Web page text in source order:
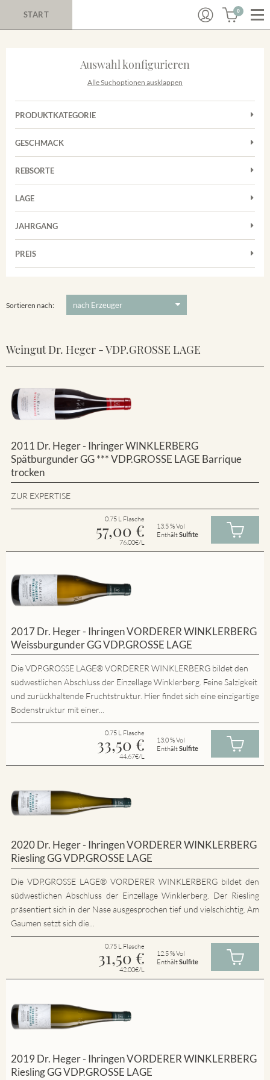
START 0
Auswahl konfigurieren
Alle Suchoptionen ausklappen
PRODUKTKATEGORIE
Cuvées
Rosé
Weißwein
GESCHMACK
Trocken
REBSORTE
Chardonnay
Grauburgunder
Riesling
LAGE
Achkarrer Schlossberg
Vorderer Winklerberg
Winklerberg Hinter Winklen
JAHRGANG
PREIS
Sortieren nach:
Weingut Dr. Heger - VDP.GROSSE LAGE
2011 Dr. Heger - Ihringer WINKLERBERG
Spätburgunder GG *** VDP.GROSSE LAGE Barrique
trocken
ZUR EXPERTISE
0.75 L Flasche
57,00 €
76.00€/L
13.5 % Vol
EnthältSulfite
2017 Dr. Heger - Ihringen VORDERER WINKLERBERG
Weissburgunder GG VDP.GROSSE LAGE
Die VDP.GROSSE LAGE® VORDERER WINKLERBERG bildet den
südwestlichen Abschluss der Einzellage Winklerberg. Feine Salzigkeit
und zurückhaltende Fruchtstruktur. Hier findet sich eine einzigartige
Bodenstruktur mit einer...
0.75 L Flasche
33,50 €
44.67€/L
13.0 % Vol
EnthältSulfite
2020 Dr. Heger - Ihringen VORDERER WINKLERBERG
Riesling GG VDP.GROSSE LAGE
Die VDP.GROSSE LAGE® VORDERER WINKLERBERG bildet den
südwestlichen Abschluss der Einzellage Winklerberg. Der Riesling
präsentiert sich in der Nase ausgesprochen tief und vielschichtig. Am
Gaumen setzt sich die...
0.75 L Flasche
31,50 €
42.00€/L
12.5 % Vol
EnthältSulfite
2019 Dr. Heger - Ihringen VORDERER WINKLERBERG
Riesling GG VDP.GROSSE LAGE